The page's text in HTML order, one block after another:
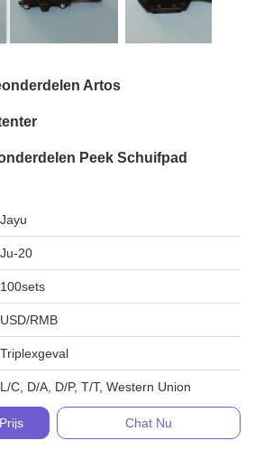
Artos
Peek Schuifpad
Jayu
Ju-20
100sets
USD/RMB
Triplexgeval
L/C, D/A, D/P, T/T, Western Union
Chat Nu